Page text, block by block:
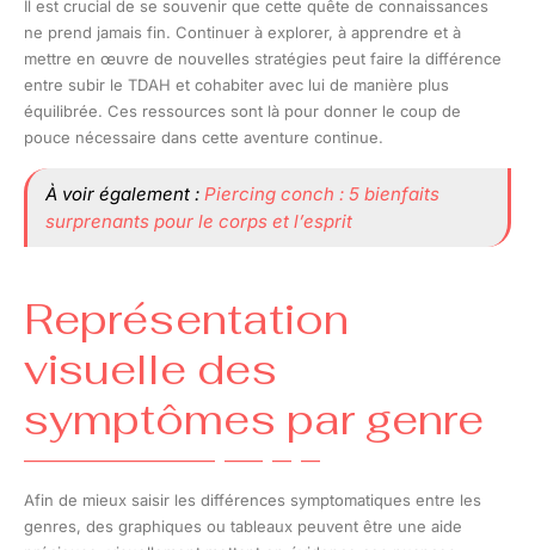
Il est crucial de se souvenir que cette quête de connaissances
ne prend jamais fin. Continuer à explorer, à apprendre et à
mettre en œuvre de nouvelles stratégies peut faire la différence
entre subir le TDAH et cohabiter avec lui de manière plus
équilibrée. Ces ressources sont là pour donner le coup de
pouce nécessaire dans cette aventure continue.
À voir également : Piercing conch : 5 bienfaits
surprenants pour le corps et l’esprit
Représentation
visuelle des
symptômes par genre
Afin de mieux saisir les différences symptomatiques entre les
genres, des graphiques ou tableaux peuvent être une aide